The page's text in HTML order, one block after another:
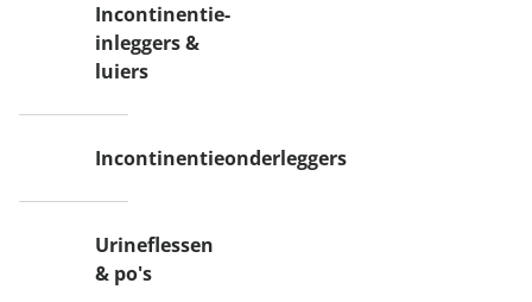
Incontinentie-
inleggers &
luiers
Incontinentieonderleggers
Urineflessen
& po's